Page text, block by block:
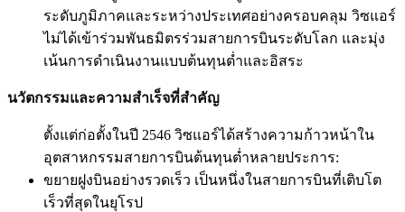
ระดับภูมิภาคและระหว่างประเทศอย่างครอบคลุม วิซแอร์
ไม่ได้เข้าร่วมพันธมิตรร่วมสายการบินระดับโลก และมุ่ง
เน้นการดำเนินงานแบบต้นทุนต่ำและอิสระ
นวัตกรรมและความสำเร็จที่สำคัญ
ตั้งแต่ก่อตั้งในปี 2546 วิซแอร์ได้สร้างความก้าวหน้าใน
อุตสาหกรรมสายการบินต้นทุนต่ำหลายประการ:
ขยายฝูงบินอย่างรวดเร็ว เป็นหนึ่งในสายการบินที่เติบโต
เร็วที่สุดในยุโรป